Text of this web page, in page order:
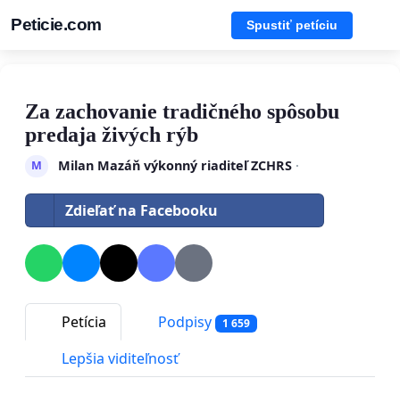
Peticie.com Spustiť petíciu
Za zachovanie tradičného spôsobu
predaja živých rýb
M Milan Mazáň výkonný riaditeľ ZCHRS·
Zdieľať na Facebooku
Petícia Podpisy 1 659
Lepšia viditeľnosť